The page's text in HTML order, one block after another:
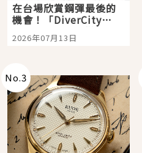
在台場欣賞鋼彈最後的
機會！「DiverCity
Tokyo Plaza」搭船、
購物、美食及夜景，一
2026年07月13日
No.3